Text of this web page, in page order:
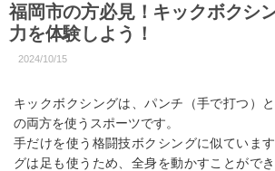
福岡市の方必見！キックボクシ
力を体験しよう！
2024/10/15
キックボクシングは、パンチ（手で打つ）
の両方を使うスポーツです。
手だけを使う格闘技ボクシングに似ていま
グは足も使うため、全身を動かすことがで